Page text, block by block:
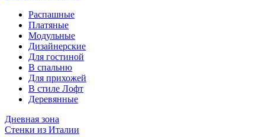
Распашные
Платяные
Модульные
Дизайнерские
Для гостиной
В спальню
Для прихожей
В стиле Лофт
Деревянные
Дневная зона
Стенки из Италии